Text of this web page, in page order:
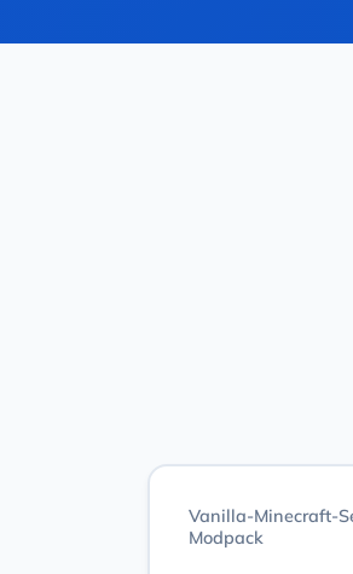
Vanilla-Minecraft-
Modpack